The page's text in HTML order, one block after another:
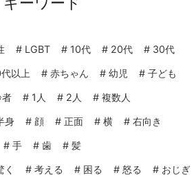
# LGBT # 10代 # 20代 # 30代
以上 # 赤ちゃん # 幼児 # 子ども
者 # 1人 # 2人 # 複数人
身 # 顔 # 正面 # 横 # 右向き
# 手 # 歯 # 髪
く # 考える # 困る # 怒る # おじぎ